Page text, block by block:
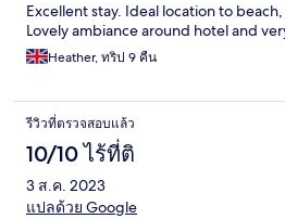
Excellent stay. Ideal location to
Lovely ambiance around hotel and
Heather, ทริป 9 คืน
รีวิวที่ตรวจสอบแล้ว
10/10 ไร้ที่ติ
3 ส.ค. 2023
แปลด้วย Google